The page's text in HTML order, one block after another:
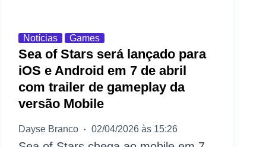
Notícias Games
Sea of Stars será lançado para
iOS e Android em 7 de abril
com trailer de gameplay da
versão Mobile
Dayse Branco 02/04/2026 às 15:26